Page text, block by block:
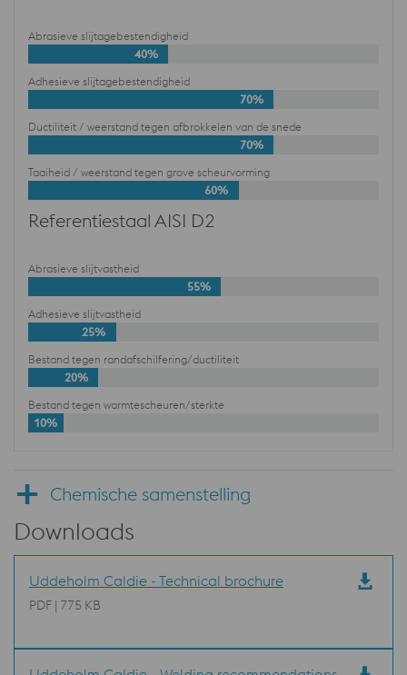
Abrasieve slijtagebestendigheid
40%
Adhesieve slijtagebestendigheid
70%
Ductiliteit / weerstand tegen afbrokkelen van de snede
70%
Taaiheid / weerstand tegen grove scheurvorming
60%
Referentiestaal AISI D2
Abrasieve slijtvastheid
55%
Adhesieve slijtvastheid
25%
Bestand tegen randafschilfering/ductiliteit
20%
Bestand tegen warmtescheuren/sterkte
10%
Chemische samenstelling
Downloads
Uddeholm Caldie - Technical brochure
PDF | 775 KB